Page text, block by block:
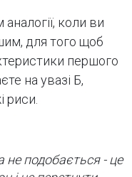
коли ви
для того щоб
першого
на увазі Б,
риси.
не подобається - це